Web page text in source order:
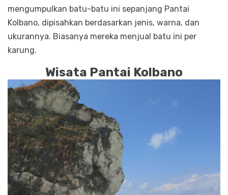
mengumpulkan batu-batu ini sepanjang Pantai
Kolbano, dipisahkan berdasarkan jenis, warna, dan
ukurannya. Biasanya mereka menjual batu ini per
karung.
Wisata Pantai Kolbano